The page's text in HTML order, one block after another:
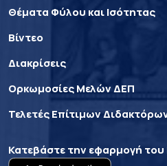
Θέματα Φύλου και Ισότητας
Βίντεο
Διακρίσεις
Ορκωμοσίες Μελών ΔΕΠ
Τελετές Επίτιμων
Κατεβάστε την εφαρμογή του